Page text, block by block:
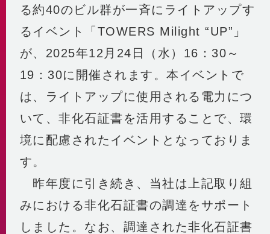
教育機関との連携
地域貢献活動
人材育成と多様な働き方
取得認証
センタープラント
第2プラント
第3プラント
地域導管
会社紹介動画
建築物省エネ法
地球温暖化対策計画書
熱供給事業者別排出係数
横浜市環境保全協定
パートナーシップ構築宣言
1分でわかるみなとみらい21熱供給
る約40のビル群が一斉にライトアップす
るイベント「TOWERS Milight “UP”」
が、2025年12月24日（水）16：30～
19：30に開催されます。本イベントで
は、ライトアップに使用される電力につ
いて、非化石証書を活用することで、環
境に配慮されたイベントとなっておりま
す。
昨年度に引き続き、当社は上記取り組
みにおける非化石証書の調達をサポート
しました。なお、調達された非化石証書